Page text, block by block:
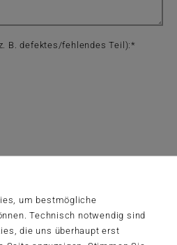
um bestmögliche
Technisch notwendig sind
die uns überhaupt erst
B. defektes/fehlendes Teil):*
Zum Kontakt